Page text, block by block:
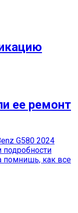
ее ремонт
G580 2024
подробности
помнишь, как все